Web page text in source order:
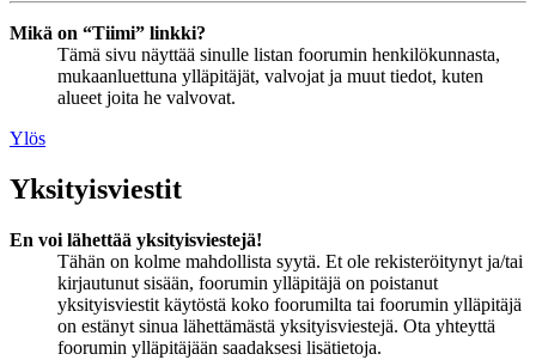
Mikä on “Tiimi” linkki?
Tämä sivu näyttää sinulle listan foorumin henkilökunnasta,
mukaanluettuna ylläpitäjät, valvojat ja muut tiedot, kuten
alueet joita he valvovat.
Ylös
Yksityisviestit
En voi lähettää yksityisviestejä!
Tähän on kolme mahdollista syytä. Et ole rekisteröitynyt ja/tai
kirjautunut sisään, foorumin ylläpitäjä on poistanut
yksityisviestit käytöstä koko foorumilta tai foorumin ylläpitäjä
on estänyt sinua lähettämästä yksityisviestejä. Ota yhteyttä
foorumin ylläpitäjään saadaksesi lisätietoja.